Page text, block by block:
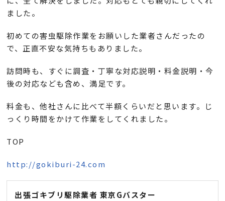
ました。
初めての害虫駆除作業をお願いした業者さんだったの
で、正直不安な気持ちもありました。
訪問時も、すぐに調査・丁寧な対応説明・料金説明・今
後の対応なども含め、満足です。
料金も、他社さんに比べて半額くらいだと思います。じ
っくり時間をかけて作業をしてくれました。
TOP
http://gokiburi-24.com
出張ゴキブリ駆除業者 東京Gバスター